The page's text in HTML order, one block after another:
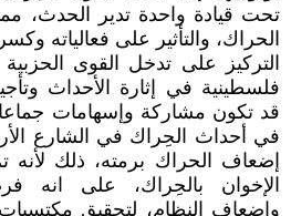
تحت قيادة واحدة تدير الحدث،
الحراك، والتأثير على فعالياته
التركيز على تدخل القوى
فلسطينية في إثارة الأحداث
قد تكون مشاركة وإسهامات
في أحداث الحِراك في الشارع
إضعاف الحراك برمته، ذلك لأنه
الإخوان بالحِراك، على انه
وإضعاف النظام، لتحقيق